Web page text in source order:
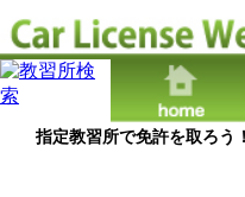
指定教習所で免許を取ろう！